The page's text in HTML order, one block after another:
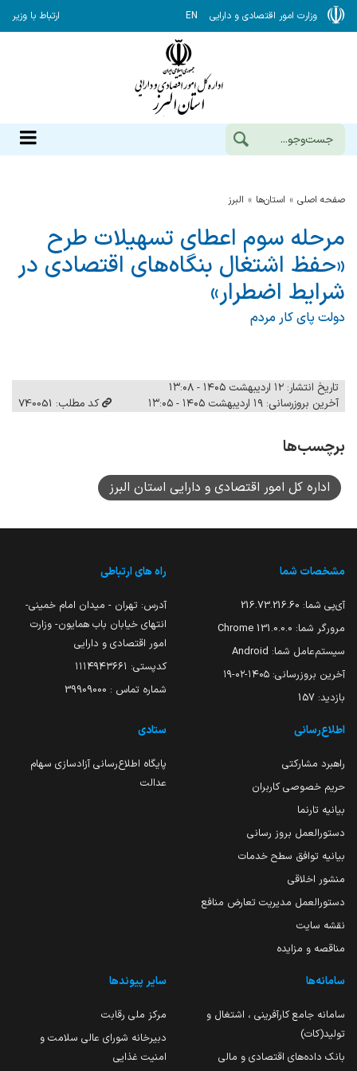
وزارت امور اقتصادی و دارایی EN ارتباط با وزیر
صفحه اصلی استان‌ها البرز
مرحله سوم اعطای تسهیلات طرح
«حفظ اشتغال بنگاه‌های اقتصادی در
شرایط اضطرار»
دولت پای کار مردم
تاریخ انتشار: ۱۲ اردیبهشت ۱۴۰۵ - ۱۳:۰۸
آخرین بروزرسانی: ۱۹ اردیبهشت ۱۴۰۵ - ۱۳:۰۵
کد مطلب: 740051
برچسب‌ها
اداره کل امور اقتصادی و دارایی استان البرز
مشخصات شما
آی‌پی شما: 216.73.216.60
مرورگر شما: 131.0.0.0 Chrome
سیستم‌عامل شما: Android
آخرین بروزرسانی: ۱۴۰۵-۰۲-۱۹
بازدید: 157
راه های ارتباطی
آدرس: تهران - میدان امام خمینی-
انتهای خیابان باب همایون- وزارت
امور اقتصادی و دارایی
کدپستی: ۱۱۱۴۹۴۳۶۶۱
شماره تماس : 39909000
اطلاع‌رسانی
راهبرد مشارکتی
حریم خصوصی کاربران
بیانیه تارنما
دستورالعمل بروز رسانی
بیانیه توافق سطح خدمات
منشور اخلاقی
دستورالعمل مدیریت تعارض منافع
نقشه سایت
مناقصه و مزایده
ستادی
پایگاه اطلاع‌رسانی آزادسازی سهام
عدالت
سامانه‌ها
سامانه جامع کارآفرینی ، اشتغال و
تولید(کات)
بانک داده‌های اقتصادی و مالی
سایر پیوندها
مرکز ملی رقابت
دبیرخانه شورای عالی سلامت و
امنیت غذایی